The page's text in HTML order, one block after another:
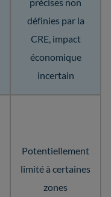
définies par la
CRE, impact
économique
incertain
Potentiellement
limité à certaines
zones